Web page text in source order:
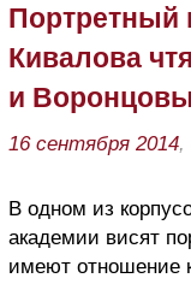
Портретный
Кивалова
и
16 сентября 2014,
В одном из
академии висят
имеют отношение